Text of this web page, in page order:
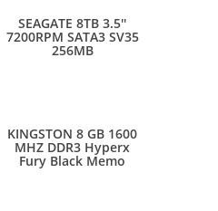
SEAGATE 8TB 3.5''
7200RPM SATA3 SV35
256MB
KINGSTON 8 GB 1600
MHZ DDR3 Hyperx
Fury Black Memo